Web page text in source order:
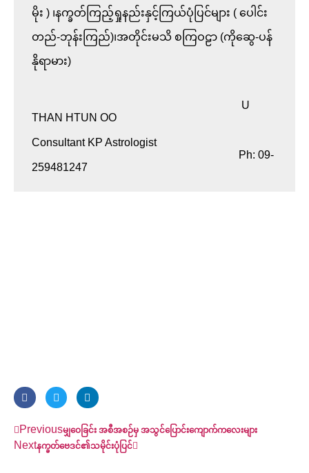
မိုး ) ၊နက္ခတ်ကြည့်ရှုနည်းနှင့်ကြယ်ပုံပြင်များ ( ပေါင်း
တည်-ဘုန်းကြည်)၊အတိုင်းမသိ စကြဝဠာ (ကိုဆွေ-ပန်
နိုရာမား)
THAN HTUN OO
Consultant KP Astrologist
259481247
Prev
Previousမျှဝေခြင်း အစီအစဉ်မှ အသွင်ပြောင်းကျောက်ကလေးများ
Nextနက္ခတ်ဗေဒင်၏သမိုင်းပုံပြင်
Next